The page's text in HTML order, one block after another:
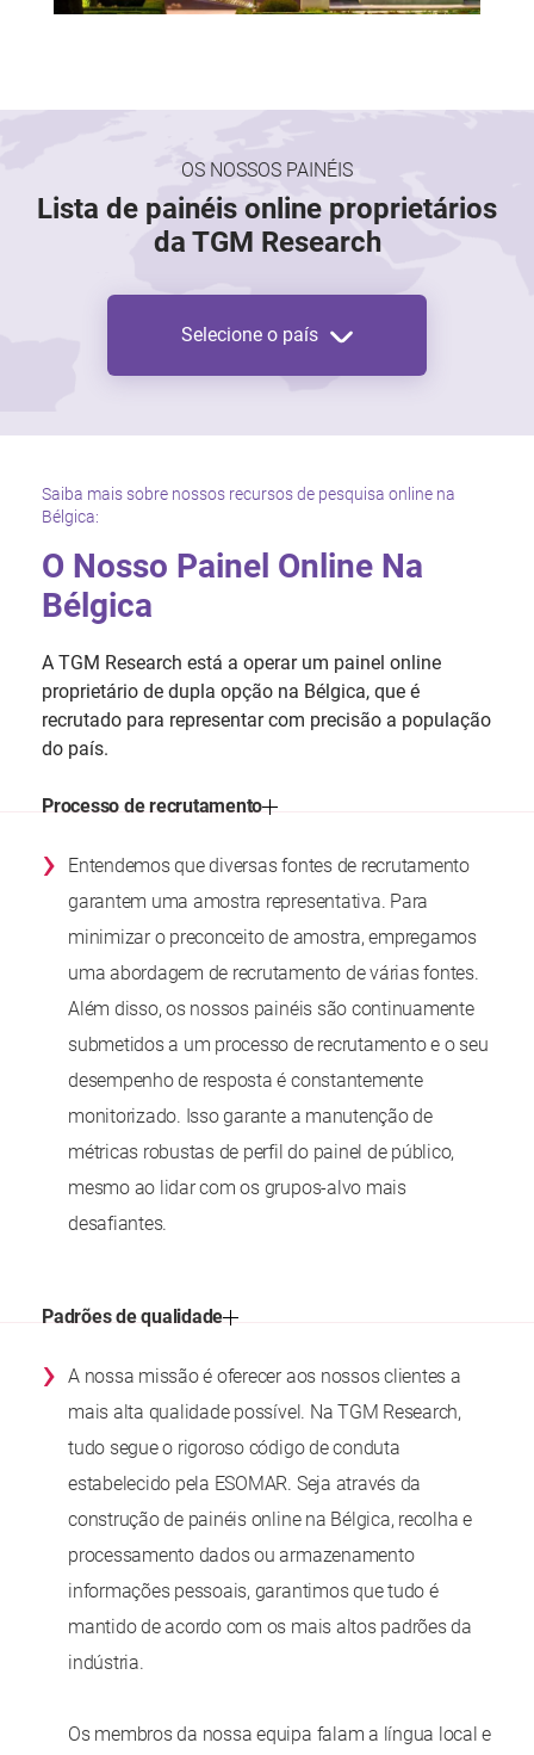
OS NOSSOS PAINÉIS
Lista de painéis online proprietários
da TGM Research
Selecione o país
Saiba mais sobre nossos recursos de pesquisa online na
Bélgica:
O Nosso Painel Online Na
Bélgica
A TGM Research está a operar um painel online
proprietário de dupla opção na Bélgica, que é
recrutado para representar com precisão a população
do país.
Processo de recrutamento
›
Entendemos que diversas fontes de recrutamento
garantem uma amostra representativa. Para
minimizar o preconceito de amostra, empregamos
uma abordagem de recrutamento de várias fontes.
Além disso, os nossos painéis são continuamente
submetidos a um processo de recrutamento e o seu
desempenho de resposta é constantemente
monitorizado. Isso garante a manutenção de
métricas robustas de perfil do painel de público,
mesmo ao lidar com os grupos-alvo mais
desafiantes.
Padrões de qualidade
› A nossa missão é oferecer aos nossos clientes a
mais alta qualidade possível. Na TGM Research,
tudo segue o rigoroso código de conduta
estabelecido pela ESOMAR. Seja através da
construção de painéis online na Bélgica, recolha e
processamento dados ou armazenamento
informações pessoais, garantimos que tudo é
mantido de acordo com os mais altos padrões da
indústria.
Os membros da nossa equipa falam a língua local e